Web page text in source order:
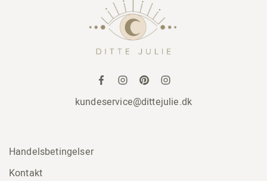
kundeservice@dittejulie.dk
Handelsbetingelser
Kontakt